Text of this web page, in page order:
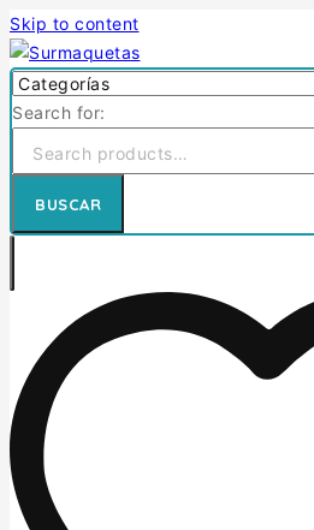
Skip to content
Search for:
BUSCAR